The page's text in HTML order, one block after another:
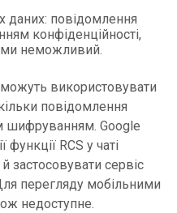
даних: повідомлення
конфіденційності,
неможливий.
використовувати
повідомлення
шифруванням. Google
RCS у чаті
застосовувати сервіс
перегляду мобільними
недоступне.